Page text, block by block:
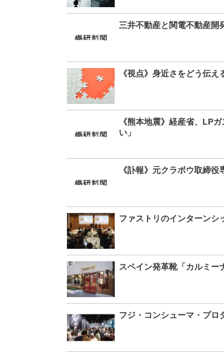
三井不動産と関電不動産
《視点》身近さをどう伝え
《熊本地震》経産省、LP
い」
《訃報》元クラボウ取締
ファストリのインターン
スペイン発革靴「カルミ
フジ・コンシューマ・プ